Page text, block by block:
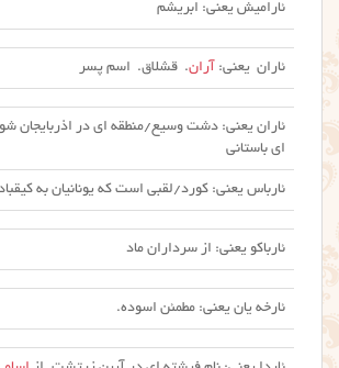
ئارامیش یعنی: ابریشم
ئاران یعنی: آران. قشلاق. اسم پسر
ئاران یعنی: دشت وسیع/منطقه ای در اذربایجان
ای باستانی
ئارباس یعنی: کورد/لقبی است که یونانیان به
ئارباکو یعنی: از سرداران ماد
ئارخه یان یعنی: مطمئن اسوده.